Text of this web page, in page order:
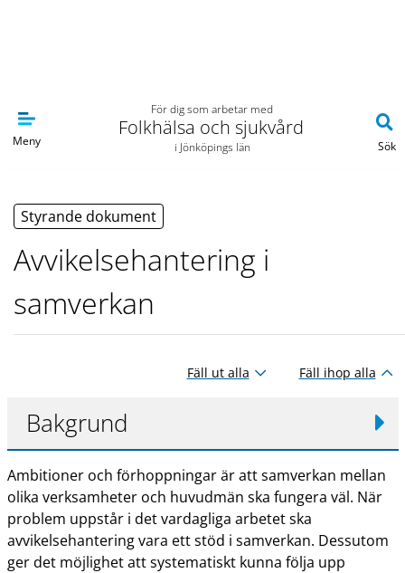
Meny
För dig som arbetar med
Folkhälsa och sjukvård
i Jönköpings län Sök
Styrande dokument
Avvikelsehantering i
samverkan
Fäll ut alla Fäll ihop alla
Bakgrund
Ambitioner och förhoppningar är att samverkan mellan
olika verksamheter och huvudmän ska fungera väl. När
problem uppstår i det vardagliga arbetet ska
avvikelsehantering vara ett stöd i samverkan. Dessutom
ger det möjlighet att systematiskt kunna följa upp